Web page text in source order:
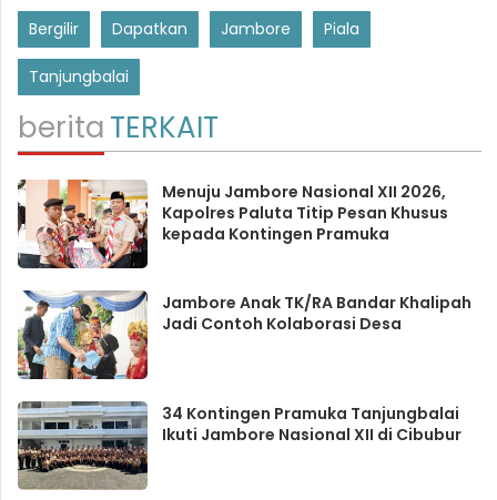
Bergilir Dapatkan Jambore Piala
Tanjungbalai
beritaTERKAIT
Menuju Jambore Nasional XII 2026,
Kapolres Paluta Titip Pesan Khusus
kepada Kontingen Pramuka
Jambore Anak TK/RA Bandar Khalipah
Jadi Contoh Kolaborasi Desa
34 Kontingen Pramuka Tanjungbalai
Ikuti Jambore Nasional XII di Cibubur